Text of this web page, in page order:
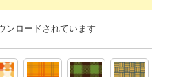
ンロードされています